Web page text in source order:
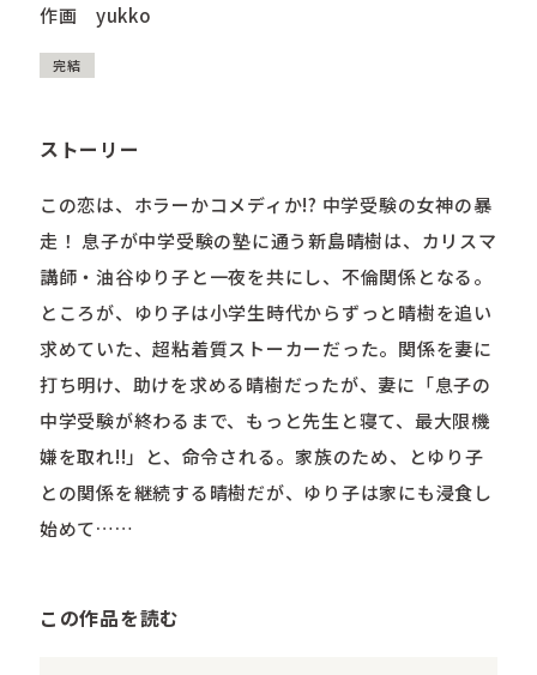
作画
yukko
完結
ストーリー
この恋は、ホラーかコメディか!? 中学受験の女神の暴
走！ 息子が中学受験の塾に通う新島晴樹は、カリスマ
講師・油谷ゆり子と一夜を共にし、不倫関係となる。
ところが、ゆり子は小学生時代からずっと晴樹を追い
求めていた、超粘着質ストーカーだった。関係を妻に
打ち明け、助けを求める晴樹だったが、妻に「息子の
中学受験が終わるまで、もっと先生と寝て、最大限機
嫌を取れ!!」と、命令される。家族のため、とゆり子
との関係を継続する晴樹だが、ゆり子は家にも浸食し
始めて……
この作品を読む